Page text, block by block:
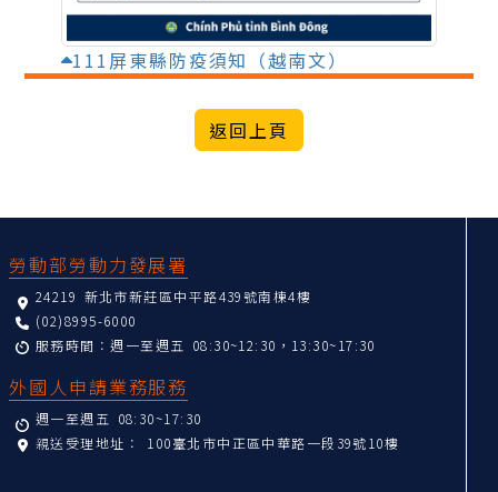
111屏東縣防疫須知（越南文）
勞動部勞動力發展署
24219 新北市新莊區中平路439號南棟4樓
(02)8995-6000
服務時間：週一至週五 08:30~12:30，13:30~17:30
外國人申請業務服務
週一至週五 08:30~17:30
親送受理地址： 100臺北市中正區中華路一段39號10樓